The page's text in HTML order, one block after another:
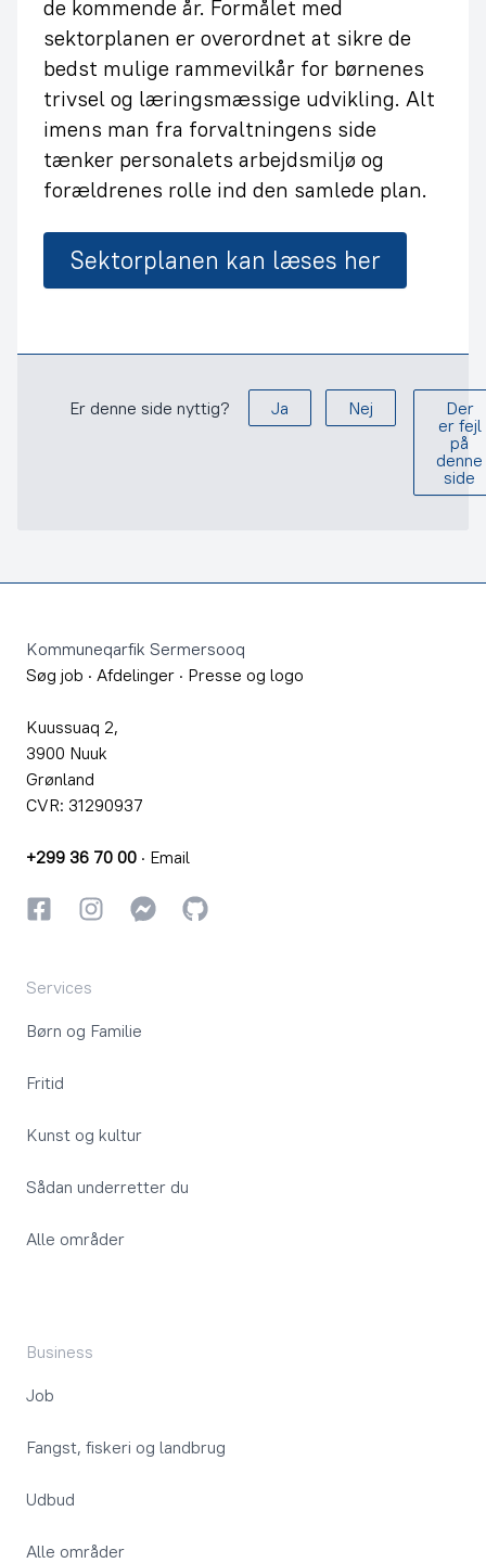
de kommende år. Formålet med
sektorplanen er overordnet at sikre de
bedst mulige rammevilkår for børnenes
trivsel og læringsmæssige udvikling. Alt
imens man fra forvaltningens side
tænker personalets arbejdsmiljø og
forældrenes rolle ind den samlede plan.
Sektorplanen kan læses her
Er denne side nyttig? Ja Nej
Der
er fejl
på
denne
side
Kommuneqarfik Sermersooq
Søg job · Afdelinger · Presse og logo
Kuussuaq 2,
3900 Nuuk
Grønland
CVR: 31290937
+299 36 70 00 · Email
FacebookInstagramInstagram
GitHub
Services
Børn og Familie
Fritid
Kunst og kultur
Sådan underretter du
Alle områder
Business
Job
Fangst, fiskeri og landbrug
Udbud
Alle områder